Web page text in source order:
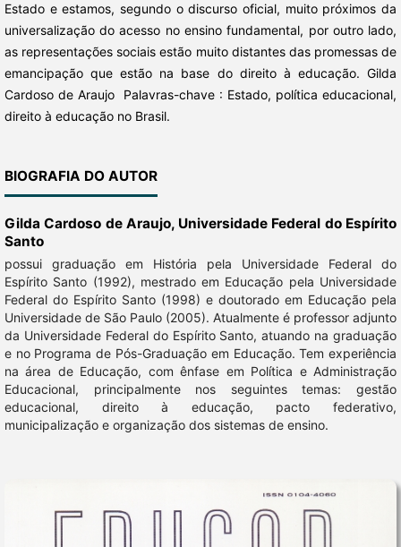
Estado e estamos, segundo o discurso oficial, muito próximos da
universalização do acesso no ensino fundamental, por outro lado,
as representações sociais estão muito distantes das promessas de
emancipação que estão na base do direito à educação. Gilda
Cardoso de Araujo Palavras-chave : Estado, política educacional,
direito à educação no Brasil.
BIOGRAFIA DO AUTOR
Gilda Cardoso de Araujo, Universidade Federal do Espírito
Santo
possui graduação em História pela Universidade Federal do
Espírito Santo (1992), mestrado em Educação pela Universidade
Federal do Espírito Santo (1998) e doutorado em Educação pela
Universidade de São Paulo (2005). Atualmente é professor adjunto
da Universidade Federal do Espírito Santo, atuando na graduação
e no Programa de Pós-Graduação em Educação. Tem experiência
na área de Educação, com ênfase em Política e Administração
Educacional, principalmente nos seguintes temas: gestão
educacional, direito à educação, pacto federativo,
municipalização e organização dos sistemas de ensino.